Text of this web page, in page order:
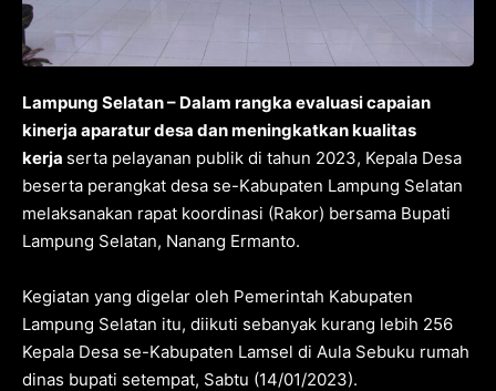
Lampung Selatan – Dalam rangka evaluasi capaian
kinerja aparatur desa dan meningkatkan kualitas
kerja serta pelayanan publik di tahun 2023, Kepala Desa
beserta perangkat desa se-Kabupaten Lampung Selatan
melaksanakan rapat koordinasi (Rakor) bersama Bupati
Lampung Selatan, Nanang Ermanto.
Kegiatan yang digelar oleh Pemerintah Kabupaten
Lampung Selatan itu, diikuti sebanyak kurang lebih 256
Kepala Desa se-Kabupaten Lamsel di Aula Sebuku rumah
dinas bupati setempat, Sabtu (14/01/2023).